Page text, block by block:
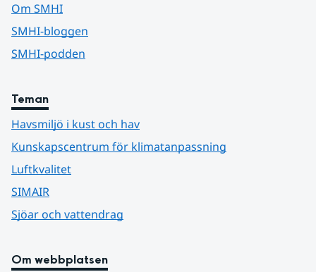
Om SMHI
SMHI-bloggen
SMHI-podden
Teman
Havsmiljö i kust och hav
Kunskapscentrum för klimatanpassning
Luftkvalitet
SIMAIR
Sjöar och vattendrag
Om webbplatsen